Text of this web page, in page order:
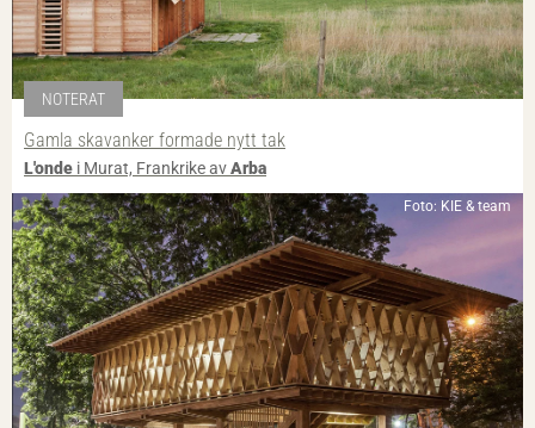
NOTERAT
Gamla skavanker formade nytt tak
L'onde i Murat, Frankrike avArba
Foto: KIE & team